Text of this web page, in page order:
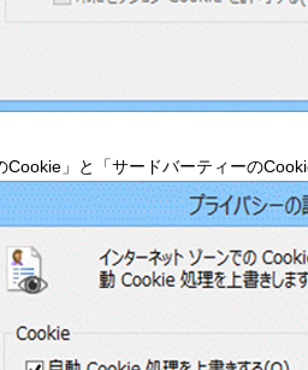
Cookie」と「サードバーティーの